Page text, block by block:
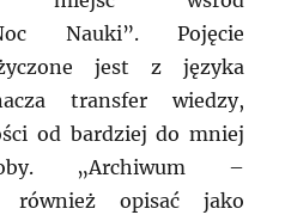
Nauki”. Pojęcie
jest z języka
transfer wiedzy,
od bardziej do mniej
„Archiwum –
również opisać jako